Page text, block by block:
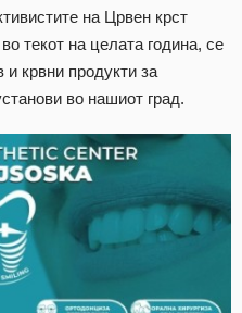
на Црвен крст
текот на целата година, се
и крвни продукти за
во нашиот град.